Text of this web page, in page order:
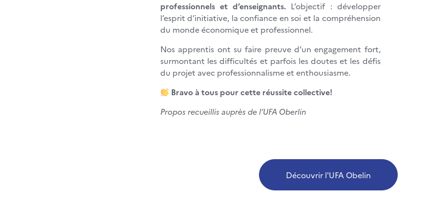
professionnels et d’enseignants. L’objectif : développer
l’esprit d’initiative, la confiance en soi et la compréhension
du monde économique et professionnel.
Nos apprentis ont su faire preuve d’un engagement fort,
surmontant les difficultés et parfois les doutes et les défis
du projet avec professionnalisme et enthousiasme.
Bravo à tous pour cette réussite collective!
Propos recueillis auprès de l’UFA Oberlin
Découvrir l'UFA Obelin